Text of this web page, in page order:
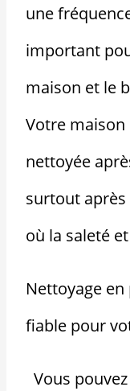
une
important
maison et le
Votre
nettoyée
surtout
où la saleté
Nettoyage
fiable pour
Vous